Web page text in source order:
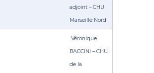
adjoint – CHU
Marseille Nord
Véronique
BACCINI – CHU
de la